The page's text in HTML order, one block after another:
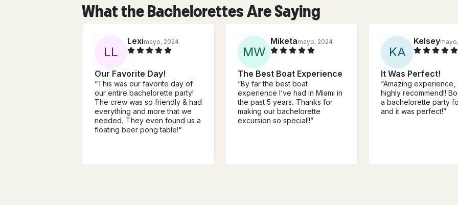
What the Bachelorettes Are Saying
LL
Leximayo, 2024
Our Favorite Day!
“This was our favorite day of
our entire bachelorette party!
The crew was so friendly & had
everything and more that we
needed. They even found us a
floating beer pong table!“
MW
Miketamayo, 2024
The Best Boat Experience
“By far the best boat
experience I’ve had in Miami in
the past 5 years. Thanks for
making our bachelorette
excursion so special!!”
KA
Kelsey
It Was Perfect!
“Amazing experience,
highly recommend!!
a bachelorette party
and it was perfect!”